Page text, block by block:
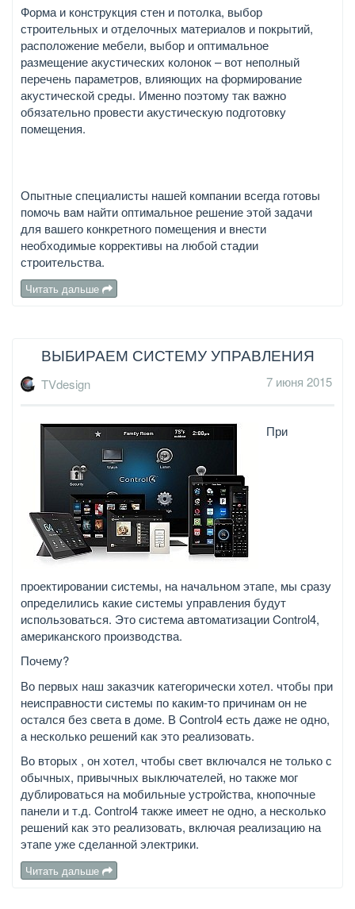
Форма и конструкция стен и потолка, выбор
строительных и отделочных материалов и покрытий,
расположение мебели, выбор и оптимальное
размещение акустических колонок – вот неполный
перечень параметров, влияющих на формирование
акустической среды. Именно поэтому так важно
обязательно провести акустическую подготовку
помещения.
Опытные специалисты нашей компании всегда готовы
помочь вам найти оптимальное решение этой задачи
для вашего конкретного помещения и внести
необходимые коррективы на любой стадии
строительства.
Читать дальше
ВЫБИРАЕМ СИСТЕМУ УПРАВЛЕНИЯ
TVdesign 7 июня 2015
При
проектировании системы, на начальном этапе, мы сразу
определились какие системы управления будут
использоваться. Это система автоматизации Control4,
американского производства.
Почему?
Во первых наш заказчик категорически хотел. чтобы при
неисправности системы по каким-то причинам он не
остался без света в доме. В Control4 есть даже не одно,
а несколько решений как это реализовать.
Во вторых , он хотел, чтобы свет включался не только с
обычных, привычных выключателей, но также мог
дублироваться на мобильные устройства, кнопочные
панели и т.д. Control4 также имеет не одно, а несколько
решений как это реализовать, включая реализацию на
этапе уже сделанной электрики.
Читать дальше